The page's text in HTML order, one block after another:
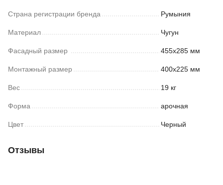
Страна регистрации бренда Румыния
Материал Чугун
Фасадный размер 455х285 мм
Монтажный размер 400х225 мм
Вес 19 кг
Форма арочная
Цвет Черный
Отзывы